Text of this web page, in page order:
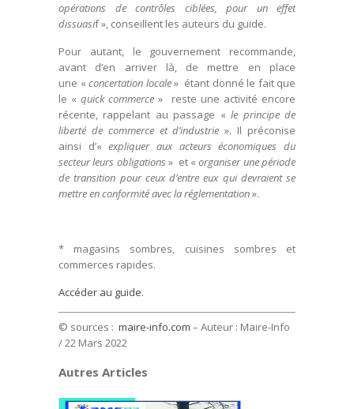
opérations de contrôles ciblées, pour un effet
dissuasif », conseillent les auteurs du guide.
Pour autant, le gouvernement recommande,
avant d’en arriver là, de mettre en place
une « concertation locale» étant donné le fait que
le «quick commerce » reste une activité encore
récente, rappelant au passage « le principe de
liberté de commerce et d’industrie ». Il préconise
ainsi d’« expliquer aux acteurs économiques du
secteur leurs obligations » et « organiser une période
de transition pour ceux d’entre eux qui devraient se
mettre en conformité avec la réglementation».
* magasins sombres, cuisines sombres et
commerces rapides.
Accéder au guide.
© sources : maire-info.com – Auteur : Maire-Info
/ 22 Mars 2022
Autres Articles